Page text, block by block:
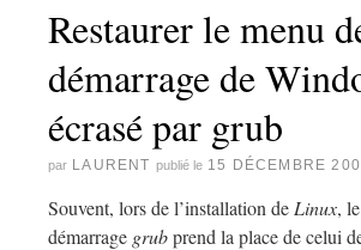
Restaurer le menu
démarrage de
écrasé par grub
par LAURENT publié le 15 DÉCEMBRE
Souvent, lors de l’installation de Linux,
démarrage grubprend la place de celui